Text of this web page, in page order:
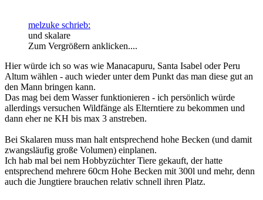
melzuke schrieb:
und skalare
Zum Vergrößern anklicken....
Hier würde ich so was wie Manacapuru, Santa Isabel oder Peru
Altum wählen - auch wieder unter dem Punkt das man diese gut an
den Mann bringen kann.
Das mag bei dem Wasser funktionieren - ich persönlich würde
allerdings versuchen Wildfänge als Elterntiere zu bekommen und
dann eher ne KH bis max 3 anstreben.
Bei Skalaren muss man halt entsprechend hohe Becken (und damit
zwangsläufig große Volumen) einplanen.
Ich hab mal bei nem Hobbyzüchter Tiere gekauft, der hatte
entsprechend mehrere 60cm Hohe Becken mit 300l und mehr, denn
auch die Jungtiere brauchen relativ schnell ihren Platz.